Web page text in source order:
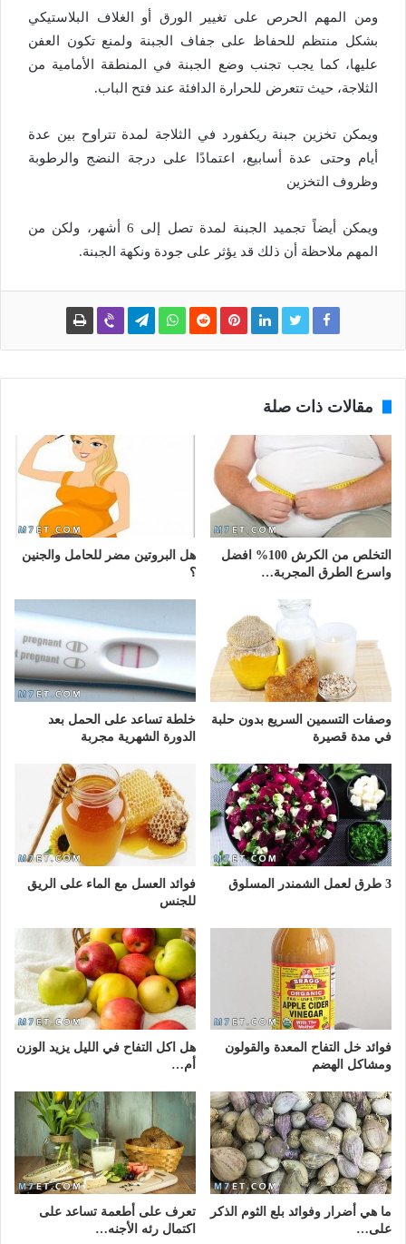
ومن المهم الحرص على تغيير الورق أو الغلاف البلاستيكي
بشكل منتظم للحفاظ على جفاف الجبنة ولمنع تكون العفن
عليها، كما يجب تجنب وضع الجبنة في المنطقة الأمامية من
الثلاجة، حيث تتعرض للحرارة الدافئة عند فتح الباب.
ويمكن تخزين جبنة ريكفورد في الثلاجة لمدة تتراوح بين عدة
أيام وحتى عدة أسابيع، اعتمادًا على درجة النضج والرطوبة
وظروف التخزين
ويمكن أيضاً تجميد الجبنة لمدة تصل إلى 6 أشهر، ولكن من
المهم ملاحظة أن ذلك قد يؤثر على جودة ونكهة الجبنة.
مقالات ذات صلة
التخلص من الكرش 100% افضل
واسرع الطرق المجربة…
هل البروتين مضر للحامل والجنين
؟
وصفات التسمين السريع بدون حلبة
في مدة قصيرة
خلطة تساعد على الحمل بعد
الدورة الشهرية مجربة
3 طرق لعمل الشمندر المسلوق
فوائد العسل مع الماء على الريق
للجنس
فوائد خل التفاح المعدة والقولون
ومشاكل الهضم
هل اكل التفاح في الليل يزيد الوزن
أم…
ما هي أضرار وفوائد بلع الثوم الذكر
على…
تعرف على أطعمة تساعد على
اكتمال رئه الأجنه…